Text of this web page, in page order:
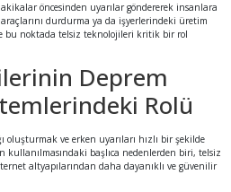
öncesinden uyarılar göndererek insanlara
durdurma ya da işyerlerindeki üretim
bu noktada telsiz teknolojileri kritik bir rol
Deprem
Rolü
ve erken uyarıları hızlı bir şekilde
başlıca nedenlerden biri, telsiz
altyapılarından daha dayanıklı ve güvenilir